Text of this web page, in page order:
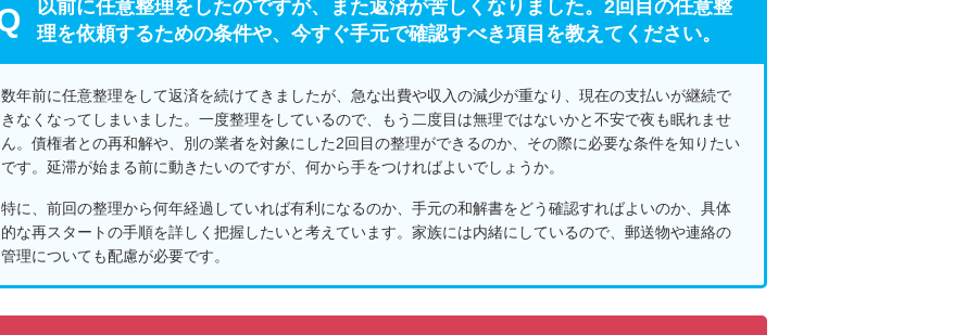
以前に任意整理をしたのですが、また返済が苦しくなりました。2回目の任意整
理を依頼するための条件や、今すぐ手元で確認すべき項目を教えてください。
数年前に任意整理をして返済を続けてきましたが、急な出費や収入の減少が重なり、現在の支払いが継続で
きなくなってしまいました。一度整理をしているので、もう二度目は無理ではないかと不安で夜も眠れませ
ん。債権者との再和解や、別の業者を対象にした2回目の整理ができるのか、その際に必要な条件を知りたい
です。延滞が始まる前に動きたいのですが、何から手をつければよいでしょうか。
特に、前回の整理から何年経過していれば有利になるのか、手元の和解書をどう確認すればよいのか、具体
的な再スタートの手順を詳しく把握したいと考えています。家族には内緒にしているので、郵送物や連絡の
管理についても配慮が必要です。